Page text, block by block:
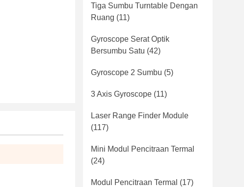
Tiga Sumbu Turntable Dengan
Ruang (11)
Gyroscope Serat Optik
Bersumbu Satu (42)
Gyroscope 2 Sumbu (5)
3 Axis Gyroscope (11)
Laser Range Finder Module
(117)
Mini Modul Pencitraan Termal
(24)
Modul Pencitraan Termal (17)